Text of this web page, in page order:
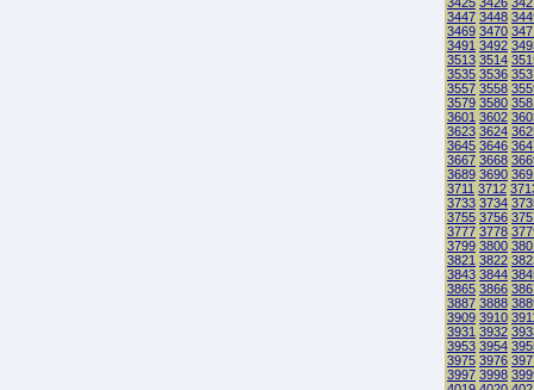
3447 3448
3469 3470
3491 3492
3513 3514
3535 3536
3557 3558
3579 3580
3601 3602
3623 3624
3645 3646
3667 3668
3689 3690
3711 3712
3733 3734
3755 3756
3777 3778
3799 3800
3821 3822
3843 3844
3865 3866
3887 3888
3909 3910
3931 3932
3953 3954
3975 3976
3997 3998